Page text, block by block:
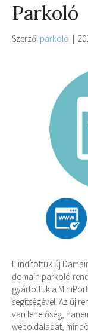
Parkoló
Szerző: parkolo |
Elindítottuk új
domain parkoló
gyártottuk a
segítségével. Az új
van lehetőség,
weboldaladat,